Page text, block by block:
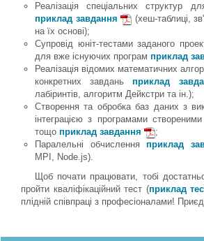
Реалізація спеціальних структур
приклад завдання
(хеш-таблиці,
на їх основі);
Супровід юніт-тестами заданого
для вже існуючих програм приклад
Реалізація відомих математичних
конкретних завданьприклад
лабіринтів, алгоритм Дейкстри та ін.);
Створення та обробка баз даних з
інтеграцією з програмами
тощо приклад завдання
;
Паралельні обчисленняприклад
MPI, Node.js).
Щоб почати працювати, тобі
пройти кваліфікаційний тест (приклад
плідній співпраці з професіоналами!